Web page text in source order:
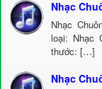
Nhạc
Nhạc
loại: Nhạc
thước: […]
Nhạc